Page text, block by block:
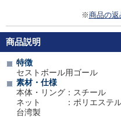
※商品の返
商品説明
特徴
セストボール用ゴール
素材・仕様
本体・リング：スチール
ネット ：ポリエステ
台湾製